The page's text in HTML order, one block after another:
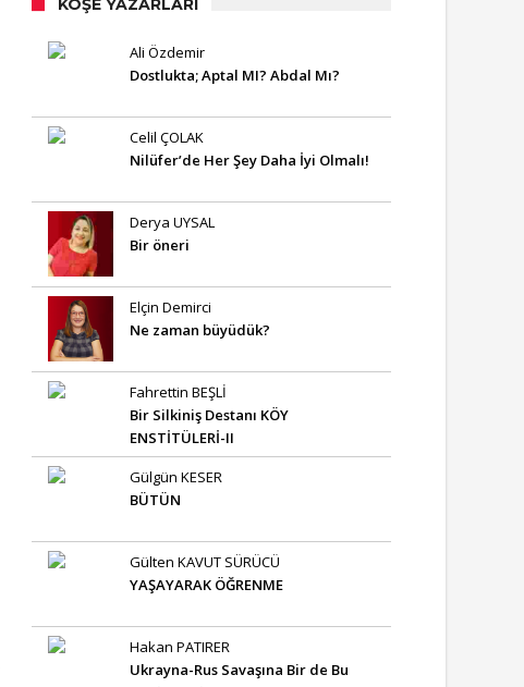
KÖŞE YAZARLARI
Ali Özdemir
Dostlukta; Aptal MI? Abdal Mı?
Celil ÇOLAK
Nilüfer’de Her Şey Daha İyi Olmalı!
Derya UYSAL
Bir öneri
Elçin Demirci
Ne zaman büyüdük?
Fahrettin BEŞLİ
Bir Silkiniş Destanı KÖY
ENSTİTÜLERİ-II
Gülgün KESER
BÜTÜN
Gülten KAVUT SÜRÜCÜ
YAŞAYARAK ÖĞRENME
Hakan PATIRER
Ukrayna-Rus Savaşına Bir de Bu